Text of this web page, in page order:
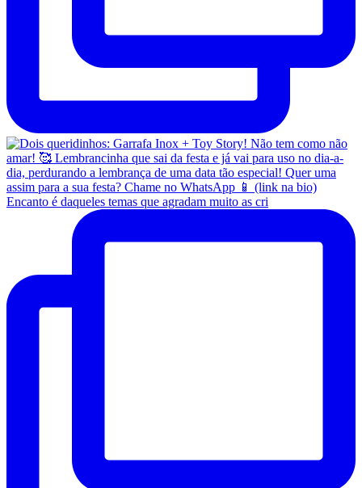
Encanto é daqueles temas que agradam muito as cri